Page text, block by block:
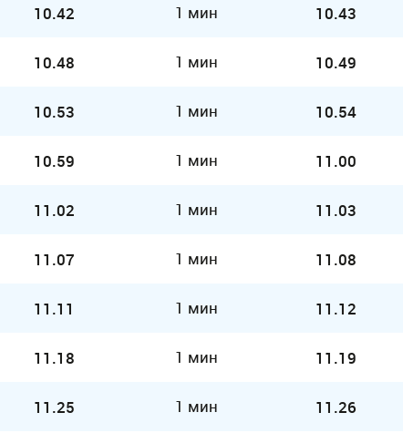
10.42 1 мин 10.43
10.48 1 мин 10.49
10.53 1 мин 10.54
10.59 1 мин 11.00
11.02 1 мин 11.03
11.07 1 мин 11.08
11.11 1 мин 11.12
11.18 1 мин 11.19
11.25 1 мин 11.26